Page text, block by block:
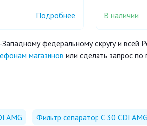
Подробнее В наличии
федеральному округу и всей
магазинов или сделать запрос по
AMG Фильтр сепаратор C 30 CDI AMG